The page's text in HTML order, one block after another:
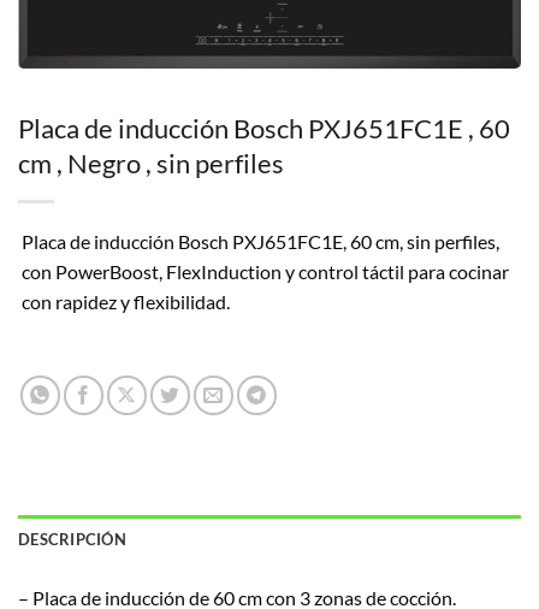
Placa de inducción Bosch PXJ651FC1E , 60
cm , Negro , sin perfiles
Placa de inducción Bosch PXJ651FC1E, 60 cm, sin perfiles,
con PowerBoost, FlexInduction y control táctil para cocinar
con rapidez y flexibilidad.
DESCRIPCIÓN
– Placa de inducción de 60 cm con 3 zonas de cocción.